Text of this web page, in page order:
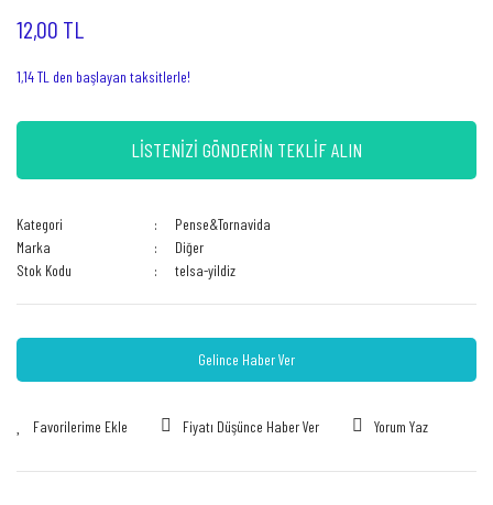
12,00 TL
1,14 TL den başlayan taksitlerle!
LİSTENİZİ GÖNDERİN TEKLİF ALIN
Kategori
Pense&Tornavida
Marka
Diğer
Stok Kodu
telsa-yildiz
Gelince Haber Ver
Fiyatı Düşünce Haber Ver Yorum Yaz